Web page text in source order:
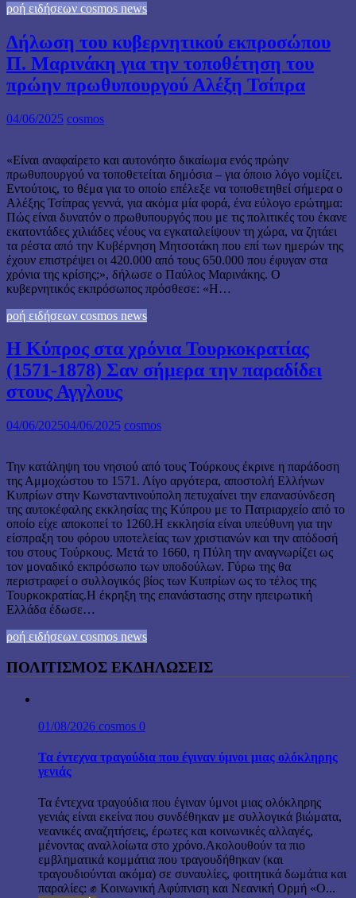
ροή ειδήσεων cosmos news
Δήλωση του κυβερνητικού εκπροσώπου
Π. Μαρινάκη για την τοποθέτηση του
πρώην πρωθυπουργού Αλέξη Τσίπρα
04/06/2025 cosmos
«Είναι αναφαίρετο και αυτονόητο δικαίωμα ενός πρώην
πρωθυπουργού να τοποθετείται δημόσια – για όποιο λόγο νομίζει.
Εντούτοις, το θέμα για το οποίο επέλεξε να τοποθετηθεί σήμερα ο
Αλέξης Τσίπρας γεννά, για ακόμα μία φορά, ένα εύλογο ερώτημα:
Πώς είναι δυνατόν ο πρωθυπουργός που με τις πολιτικές του έκανε
εκατοντάδες χιλιάδες νέους να εγκαταλείψουν τη χώρα, να ζητάει
τα ρέστα από την Κυβέρνηση Μητσοτάκη που επί των ημερών της
έχουν επιστρέψει οι 420.000 από τους 650.000 που έφυγαν στα
χρόνια της κρίσης;», δήλωσε ο Παύλος Μαρινάκης. Ο
κυβερνητικός εκπρόσωπος πρόσθεσε: «Η…
ροή ειδήσεων cosmos news
Η Κύπρος στα χρόνια Τουρκοκρατίας
(1571-1878) Σαν σήμερα την παραδίδει
στους Αγγλους
04/06/202504/06/2025 cosmos
Την κατάληψη του νησιού από τους Τούρκους έκρινε η παράδοση
της Αμμοχώστου το 1571. Λίγο αργότερα, αποστολή Ελλήνων
Κυπρίων στην Κωνσταντινούπολη πετυχαίνει την επανασύνδεση
της αυτοκέφαλης εκκλησίας της Κύπρου με το Πατριαρχείο από το
οποίο είχε αποκοπεί το 1260.Η εκκλησία είναι υπεύθυνη για την
είσπραξη του φόρου υποτελείας των χριστιανών και την απόδοσή
του στους Τούρκους. Μετά το 1660, η Πύλη την αναγνωρίζει ως
τον μοναδικό εκπρόσωπο των υποδούλων. Γύρω της θα
περιστραφεί ο συλλογικός βίος των Κυπρίων ως το τέλος της
Τουρκοκρατίας.Η έκρηξη της επανάστασης στην ηπειρωτική
Ελλάδα έδωσε…
ροή ειδήσεων cosmos news
ΠΟΛΙΤΙΣΜΟΣ ΕΚΔΗΛΩΣΕΙΣ
01/08/2026 cosmos 0
Τα έντεχνα τραγούδια που έγιναν ύμνοι μιας ολόκληρης
γενιάς
Τα έντεχνα τραγούδια που έγιναν ύμνοι μιας ολόκληρης
γενιάς είναι εκείνα που συνδέθηκαν με συλλογικά βιώματα,
νεανικές αναζητήσεις, έρωτες και κοινωνικές αλλαγές,
μένοντας αναλλοίωτα στο χρόνο.Ακολουθούν τα πιο
εμβληματικά κομμάτια που τραγουδήθηκαν (και
τραγουδιούνται ακόμα) σε συναυλίες, φοιτητικά δωμάτια και
παραλίες: ✊ Κοινωνική Αφύπνιση και Νεανική Ορμή «Ο...